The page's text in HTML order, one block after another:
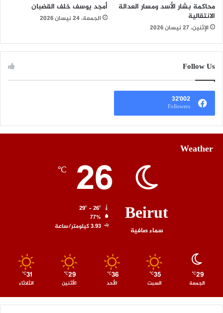
محاكمة بشار الأسد ومسار العدالة
الانتقالية
الإثنين، 27 نيسان 2026
أمجد يوسف خلف القضبان
الجمعة، 24 نيسان 2026
Follow Us
32٬002
Followers
Weather
Beirut
سماء صافية
26
℃
77%
3.93 كيلومتر/ساعة
29
℃
الجمعة
35
℃
السبت
36
℃
الأحد
29
℃
الأثنين
31
℃
الثلاثاء